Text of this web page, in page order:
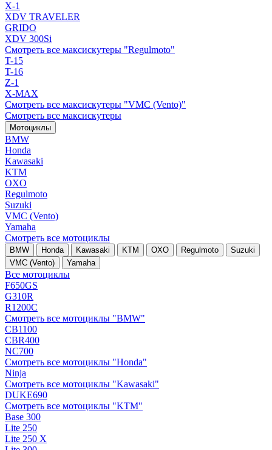
X-1
XDV TRAVELER
GRIDO
XDV 300Si
Смотреть все максискутеры "Regulmoto"
T-15
T-16
Z-1
X-MAX
Смотреть все максискутеры "VMC (Vento)"
Смотреть все максискутеры
Мотоциклы
BMW
Honda
Kawasaki
KTM
OXO
Regulmoto
Suzuki
VMC (Vento)
Yamaha
Смотреть все мотоциклы
BMW Honda Kawasaki KTM OXO Regulmoto
Suzuki
VMC (Vento)
Yamaha
Все мотоциклы
F650GS
G310R
R1200C
Смотреть все мотоциклы "BMW"
CB1100
CBR400
NC700
Смотреть все мотоциклы "Honda"
Ninja
Смотреть все мотоциклы "Kawasaki"
DUKE690
Смотреть все мотоциклы "KTM"
Base 300
Lite 250
Lite 250 X